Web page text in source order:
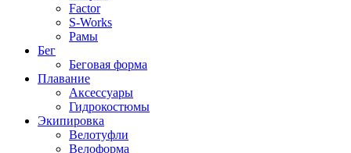
Factor
S-Works
Рамы
Бег
Беговая форма
Плавание
Аксессуары
Гидрокостюмы
Экипировка
Велотуфли
Велоформа